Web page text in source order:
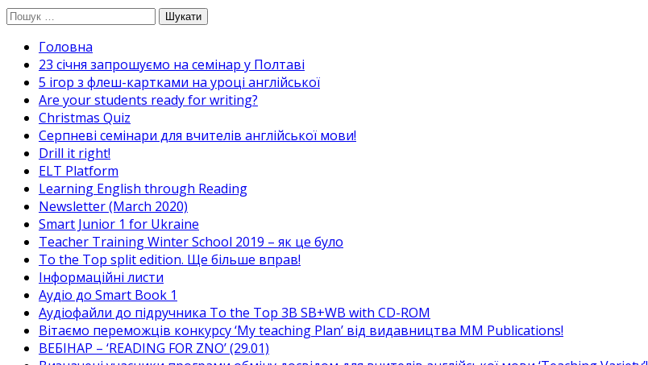
Перейти
вмісту
Пошук:
Головна
23 січня запрошуємо на семінар у Полтаві
5 ігор з флеш-картками на уроці англійської
Are your students ready for writing?
Christmas Quiz
Cерпневі семінари для вчителів англійської мови!
Drill it right!
ELT Platform
Learning English through Reading
Newsletter (March 2020)
Smart Junior 1 for Ukraine
Teacher Training Winter School 2019 – як це було
To the Top split edition. Ще більше вправ!
Інформаційні листи
Аудіо до Smart Book 1
Аудіофайли до підручника To the Top 3B SB+WB with CD-ROM
Вітаємо переможців конкурсу ‘My teaching Plan’ від видавництва MM Publications!
ВЕБІНАР – ‘READING FOR ZNO’ (29.01)